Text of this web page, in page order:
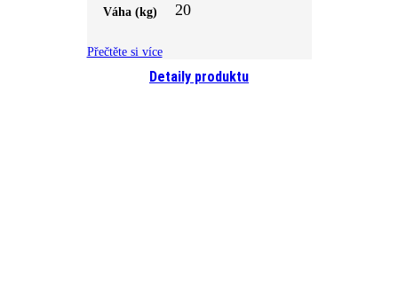
Detaily produktu
Váha (kg) 20
Přečtěte si více